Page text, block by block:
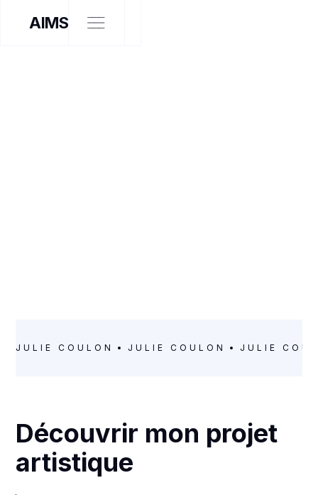
AIMS
JULIE COULON JULIE COULON JULIE
Découvrir mon projet
artistique